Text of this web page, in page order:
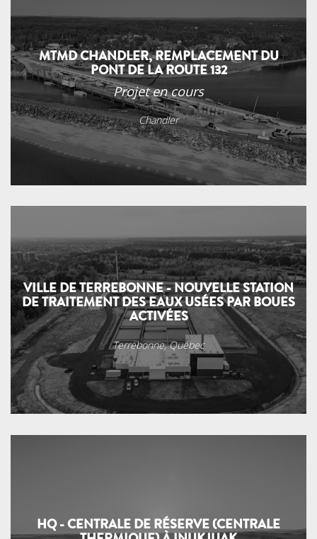
MTMD CHANDLER, REMPLACEMENT DU
PONT DE LA ROUTE 132
Projet en cours
Chandler
VILLE DE TERREBONNE - NOUVELLE STATION
DE TRAITEMENT DES EAUX USÉES PAR BOUES
ACTIVÉES
Terrebonne, Québec
HQ - CENTRALE DE RÉSERVE (CENTRALE